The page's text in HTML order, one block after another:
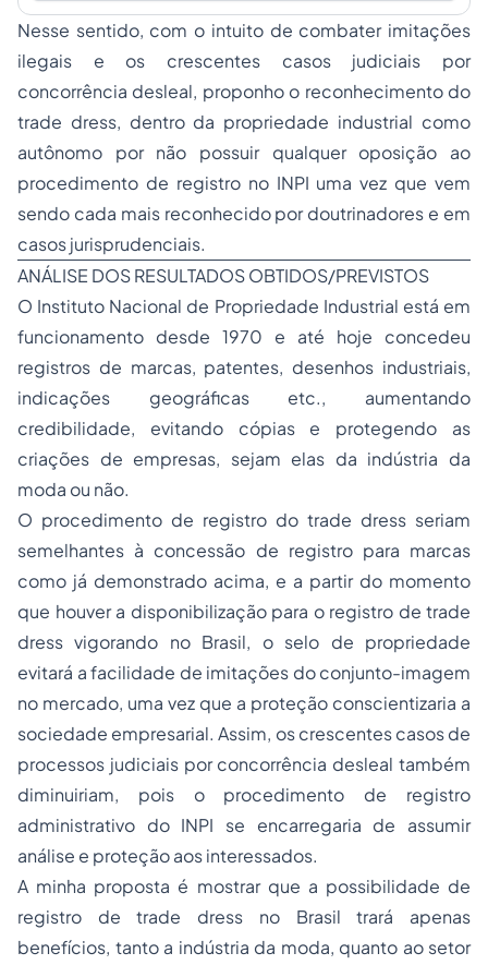
Nesse sentido, com o intuito de combater imitações
ilegais e os crescentes casos judiciais por
concorrência desleal, proponho o reconhecimento do
trade dress, dentro da propriedade industrial como
autônomo por não possuir qualquer oposição ao
procedimento de registro no INPI uma vez que vem
sendo cada mais reconhecido por doutrinadores e em
casos jurisprudenciais.
ANÁLISE DOS RESULTADOS OBTIDOS/PREVISTOS
O Instituto Nacional de Propriedade Industrial está em
funcionamento desde 1970 e até hoje concedeu
registros de marcas, patentes, desenhos industriais,
indicações geográficas etc., aumentando
credibilidade, evitando cópias e protegendo as
criações de empresas, sejam elas da indústria da
moda ou não.
O procedimento de registro do trade dress seriam
semelhantes à concessão de registro para marcas
como já demonstrado acima, e a partir do momento
que houver a disponibilização para o registro de trade
dress vigorando no Brasil, o selo de propriedade
evitará a facilidade de imitações do conjunto-imagem
no mercado, uma vez que a proteção conscientizaria a
sociedade empresarial. Assim, os crescentes casos de
processos judiciais por concorrência desleal também
diminuiriam, pois o procedimento de registro
administrativo do INPI se encarregaria de assumir
análise e proteção aos interessados.
A minha proposta é mostrar que a possibilidade de
registro de trade dress no Brasil trará apenas
benefícios, tanto a indústria da moda, quanto ao setor